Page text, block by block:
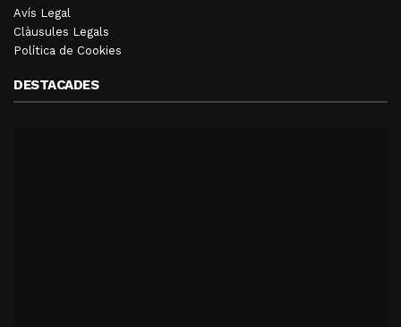
Avís Legal
Clàusules Legals
Política de Cookies
DESTACADES